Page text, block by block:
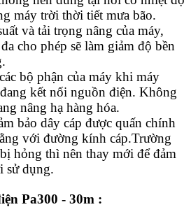
máy trời thời tiết mưa bão.
và tải trọng nâng của máy,
cho phép sẽ làm giảm độ bền
bộ phận của máy khi máy
kết nối nguồn điện. Không
nâng hạ hàng hóa.
bảo dây cáp được quấn chính
với đường kính cáp.Trường
hỏng thì nên thay mới để đảm
sử dụng.
Pa300 - 30m :